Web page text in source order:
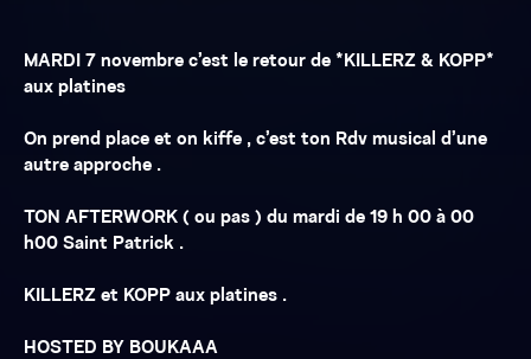
MARDI 7 novembre c’est le retour de *KILLERZ & KOPP*
aux platines
On prend place et on kiffe , c’est ton Rdv musical d’une
autre approche .
TON AFTERWORK ( ou pas ) du mardi de 19 h 00 à 00
h00 Saint Patrick .
KILLERZ et KOPP aux platines .
HOSTED BY BOUKAAA